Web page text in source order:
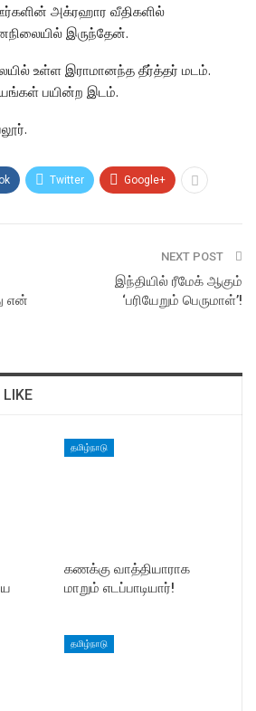
அக்ரஹார வீதிகளில்
இருந்தேன்.
உள்ள இராமானந்த தீர்த்தர் மடம்.
பயின்ற இடம்.
Twitter Google+
என்
NEXT POST
இந்தியில் ரீமேக் ஆகும்
‘பரியேறும் பெருமாள்’!
தமிழ்நாடு
கணக்கு வாத்தியாராக
மாறும் எடப்பாடியார்!
தமிழ்நாடு